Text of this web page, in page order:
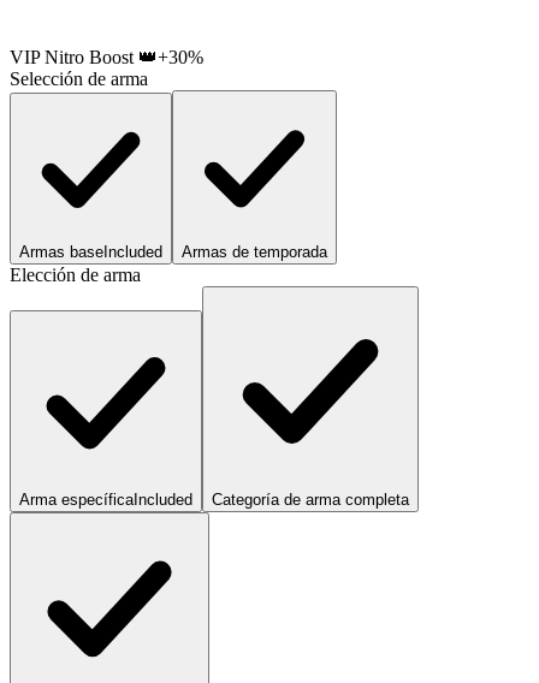
VIP Nitro Boost 👑+30%
Selección de arma
Armas base Included Armas de temporada
Elección de arma
Arma específicaIncluded Categoría de arma completa